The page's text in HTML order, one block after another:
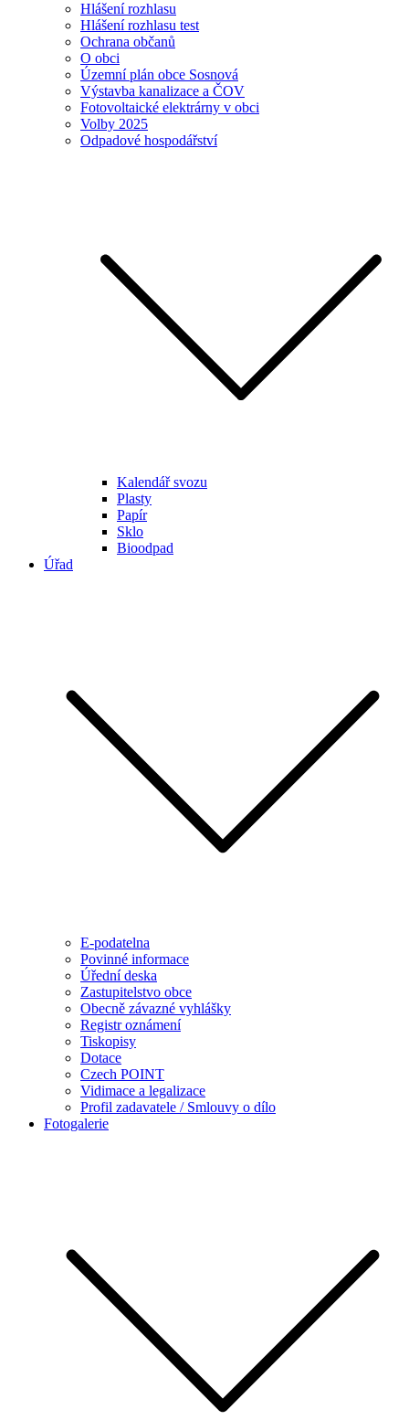
Hlášení rozhlasu
Hlášení rozhlasu test
Ochrana občanů
O obci
Územní plán obce Sosnová
Výstavba kanalizace a ČOV
Fotovoltaické elektrárny v obci
Volby 2025
Odpadové hospodářství
Kalendář svozu
Plasty
Papír
Sklo
Bioodpad
Úřad
E-podatelna
Povinné informace
Úřední deska
Zastupitelstvo obce
Obecně závazné vyhlášky
Registr oznámení
Tiskopisy
Dotace
Czech POINT
Vidimace a legalizace
Profil zadavatele / Smlouvy o dílo
Fotogalerie